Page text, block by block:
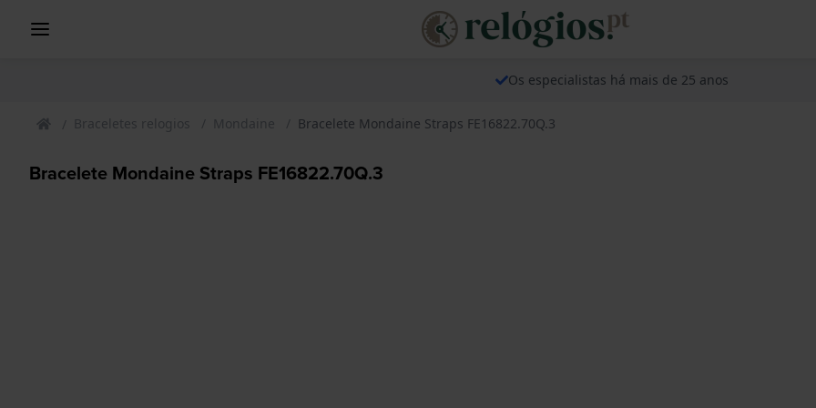
Os especialistas há mais de 25 anos
Braceletes relogios Mondaine Bracelete Mondaine Straps FE16822.70Q.3
Bracelete Mondaine Straps FE16822.70Q.3